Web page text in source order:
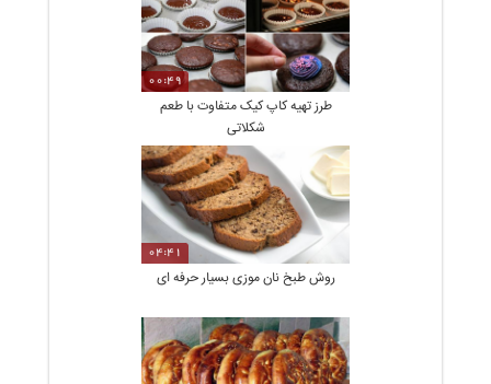
00:49
طرز تهیه کاپ کیک متفاوت با طعم
شکلاتی
04:41
روش طبخ نان موزی بسیار حرفه ای